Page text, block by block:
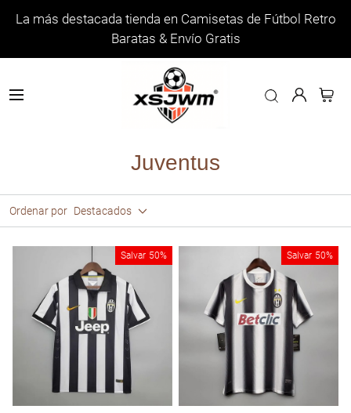
La más destacada tienda en Camisetas de Fútbol Retro
Baratas & Envío Gratis
Juventus
Ordenar por Destacados
Salvar 50% Salvar 50%